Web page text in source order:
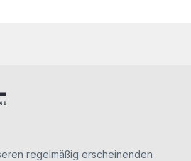
regelmäßig erscheinenden